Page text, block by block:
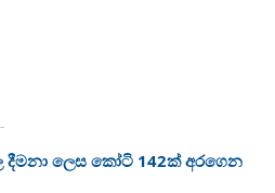
දීමනා ලෙස කෝටි 142ක් අරගෙන